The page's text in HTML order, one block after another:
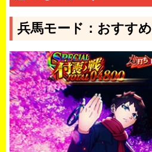
兵馬モード：おすすめ